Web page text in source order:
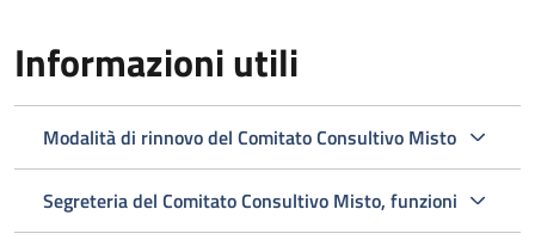
Informazioni utili
Modalità di rinnovo del Comitato Consultivo Misto
Segreteria del Comitato Consultivo Misto, funzioni